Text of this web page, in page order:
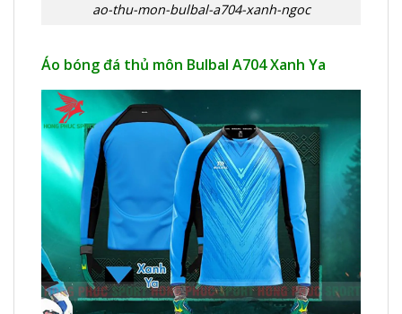
ao-thu-mon-bulbal-a704-xanh-ngoc
Áo bóng đá thủ môn Bulbal A704 Xanh Ya